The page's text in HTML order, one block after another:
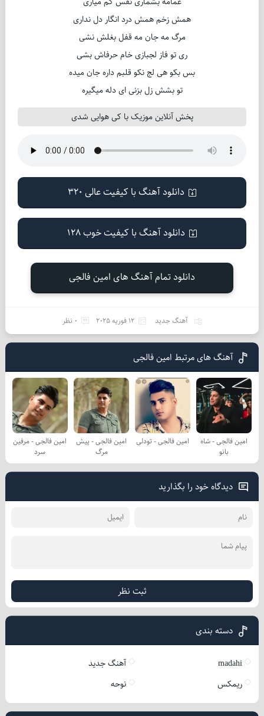
همش زخم همش درد انگار دل نداری
مرگ مه جان مه قفل بغلش نشی
ری تو فاز لجبازی خام حرفاش بشی
بس بکو هی لج نکو قلبم داره جان میده
تو بشش زل بزنی ای دله میگیره
پخش آنلاین موزیک با کی هوایی شدی
دانلود آهنگ با کیفیت عالی 320
دانلود آهنگ با کیفیت خوب 128
دانلود تمام آهنگ های امین فالجی
آهنگ جدید 12 فوریه 2025 0 نظر
آهنگ های مرتبط امین فالجی
امین فالجی - شاه
بانو
امین فالجی - تودلی
امین فالجی - پیش
مرگ
امین فالجی - مرفین
سرد
دیدگاه خود را بگذارید
ثبت نظر
دسته بندی
madahi
آهنگ جدید
ریمکس
نوحه